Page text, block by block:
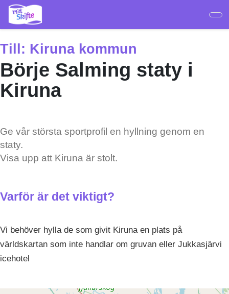
Hoppa
huvudinnehåll
Till: Kiruna kommun
Börje Salming staty i
Kiruna
Ge vår största sportprofil en hyllning genom en
staty.
Visa upp att Kiruna är stolt.
Varför är det viktigt?
Vi behöver hylla de som givit Kiruna en plats på
världskartan som inte handlar om gruvan eller Jukkasjärvi
icehotel